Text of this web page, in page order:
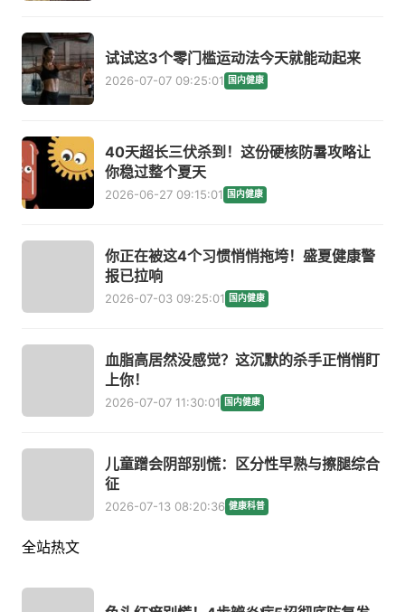
试试这3个零门槛运动法今天就能动起来
2026-07-07 09:25:01 国内健康
40天超长三伏杀到！这份硬核防暑攻略让
你稳过整个夏天
2026-06-27 09:15:01 国内健康
你正在被这4个习惯悄悄拖垮！盛夏健康警
报已拉响
2026-07-03 09:25:01 国内健康
血脂高居然没感觉？这沉默的杀手正悄悄盯
上你！
2026-07-07 11:30:01 国内健康
儿童蹭会阴部别慌：区分性早熟与擦腿综合
征
2026-07-13 08:20:36 健康科普
全站热文